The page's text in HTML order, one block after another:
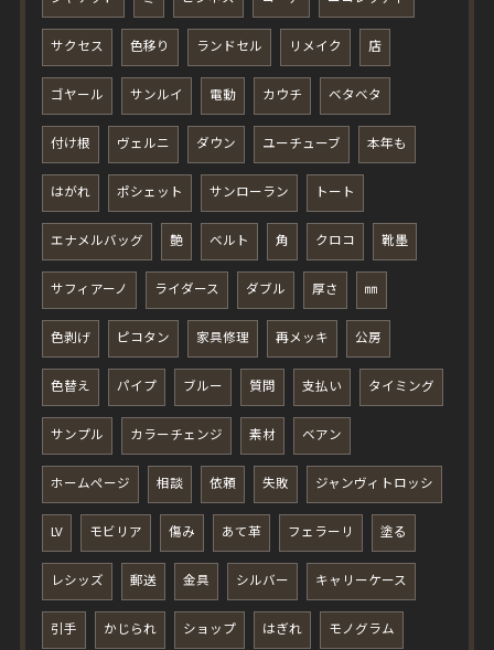
サクセス 色移り ランドセル リメイク 店
ゴヤール サンルイ 電動 カウチ ベタベタ
付け根 ヴェルニ ダウン ユーチューブ 本年も
はがれ ポシェット サンローラン トート
エナメルバッグ 艶 ベルト 角 クロコ 靴墨
サフィアーノ ライダース ダブル 厚さ ㎜
色剥げ ピコタン 家具修理 再メッキ 公房
色替え パイプ ブルー 質問 支払い タイミング
サンプル カラーチェンジ 素材 ベアン
ホームページ 相談 依頼 失敗 ジャンヴィトロッシ
LV モビリア 傷み あて革 フェラーリ 塗る
レシッズ 郵送 金具 シルバー キャリーケース
引手 かじられ ショップ はぎれ モノグラム